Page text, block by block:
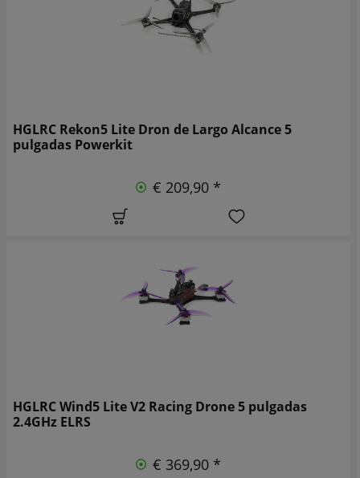
HGLRC Rekon5 Lite Dron de Largo Alcance 5
pulgadas Powerkit
€ 209,90 *
HGLRC Wind5 Lite V2 Racing Drone 5 pulgadas
2.4GHz ELRS
€ 369,90 *